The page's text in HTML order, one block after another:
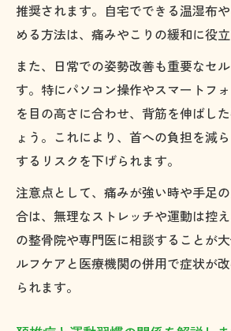
推奨されます。自宅でできる温湿布
める方法は、痛みやこりの緩和に役立
また、日常での姿勢改善も重要なセ
す。特にパソコン操作やスマートフ
を目の高さに合わせ、背筋を伸ばし
ょう。これにより、首への負担を減
するリスクを下げられます。
注意点として、痛みが強い時や手足
合は、無理なストレッチや運動は控
の整骨院や専門医に相談することが
ルフケアと医療機関の併用で症状が
られます。